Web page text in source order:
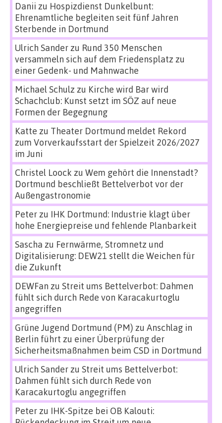
Danii zu Hospizdienst Dunkelbunt:
Ehrenamtliche begleiten seit fünf Jahren
Sterbende in Dortmund
Ulrich Sanderzu Rund 350 Menschen
versammeln sich auf dem Friedensplatz zu
einer Gedenk- und Mahnwache
Michael Schulz zu Kirche wird Bar wird
Schachclub: Kunst setzt im SÖZ auf neue
Formen der Begegnung
Katte zu Theater Dortmund meldet Rekord
zum Vorverkaufsstart der Spielzeit 2026/2027
im Juni
Christel Loock zu Wem gehört die Innenstadt?
Dortmund beschließt Bettelverbot vor der
Außengastronomie
Peterzu IHK Dortmund: Industrie klagt über
hohe Energiepreise und fehlende Planbarkeit
Sascha zu Fernwärme, Stromnetz und
Digitalisierung: DEW21 stellt die Weichen für
die Zukunft
DEWFan zu Streit ums Bettelverbot: Dahmen
fühlt sich durch Rede von Karacakurtoglu
angegriffen
Grüne Jugend Dortmund (PM) zu Anschlag in
Berlin führt zu einer Überprüfung der
Sicherheitsmaßnahmen beim CSD in Dortmund
Ulrich Sanderzu Streit ums Bettelverbot:
Dahmen fühlt sich durch Rede von
Karacakurtoglu angegriffen
Peterzu IHK-Spitze bei OB Kalouti: